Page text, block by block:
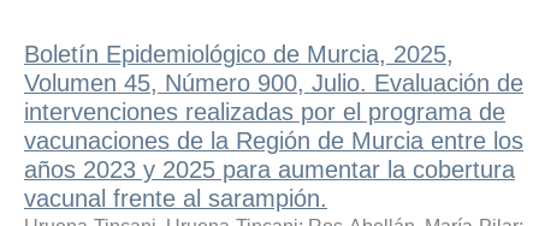
Boletín Epidemiológico de Murcia, 2025,
Volumen 45, Número 900, Julio. Evaluación de
intervenciones realizadas por el programa de
vacunaciones de la Región de Murcia entre los
años 2023 y 2025 para aumentar la cobertura
vacunal frente al sarampión.